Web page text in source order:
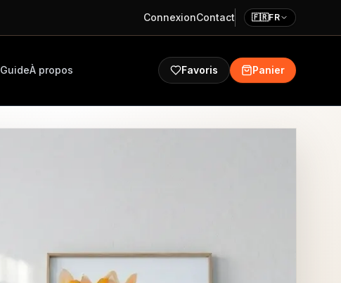
ConnexionContact 🇫🇷FR
GuideÀ propos Favoris Panier